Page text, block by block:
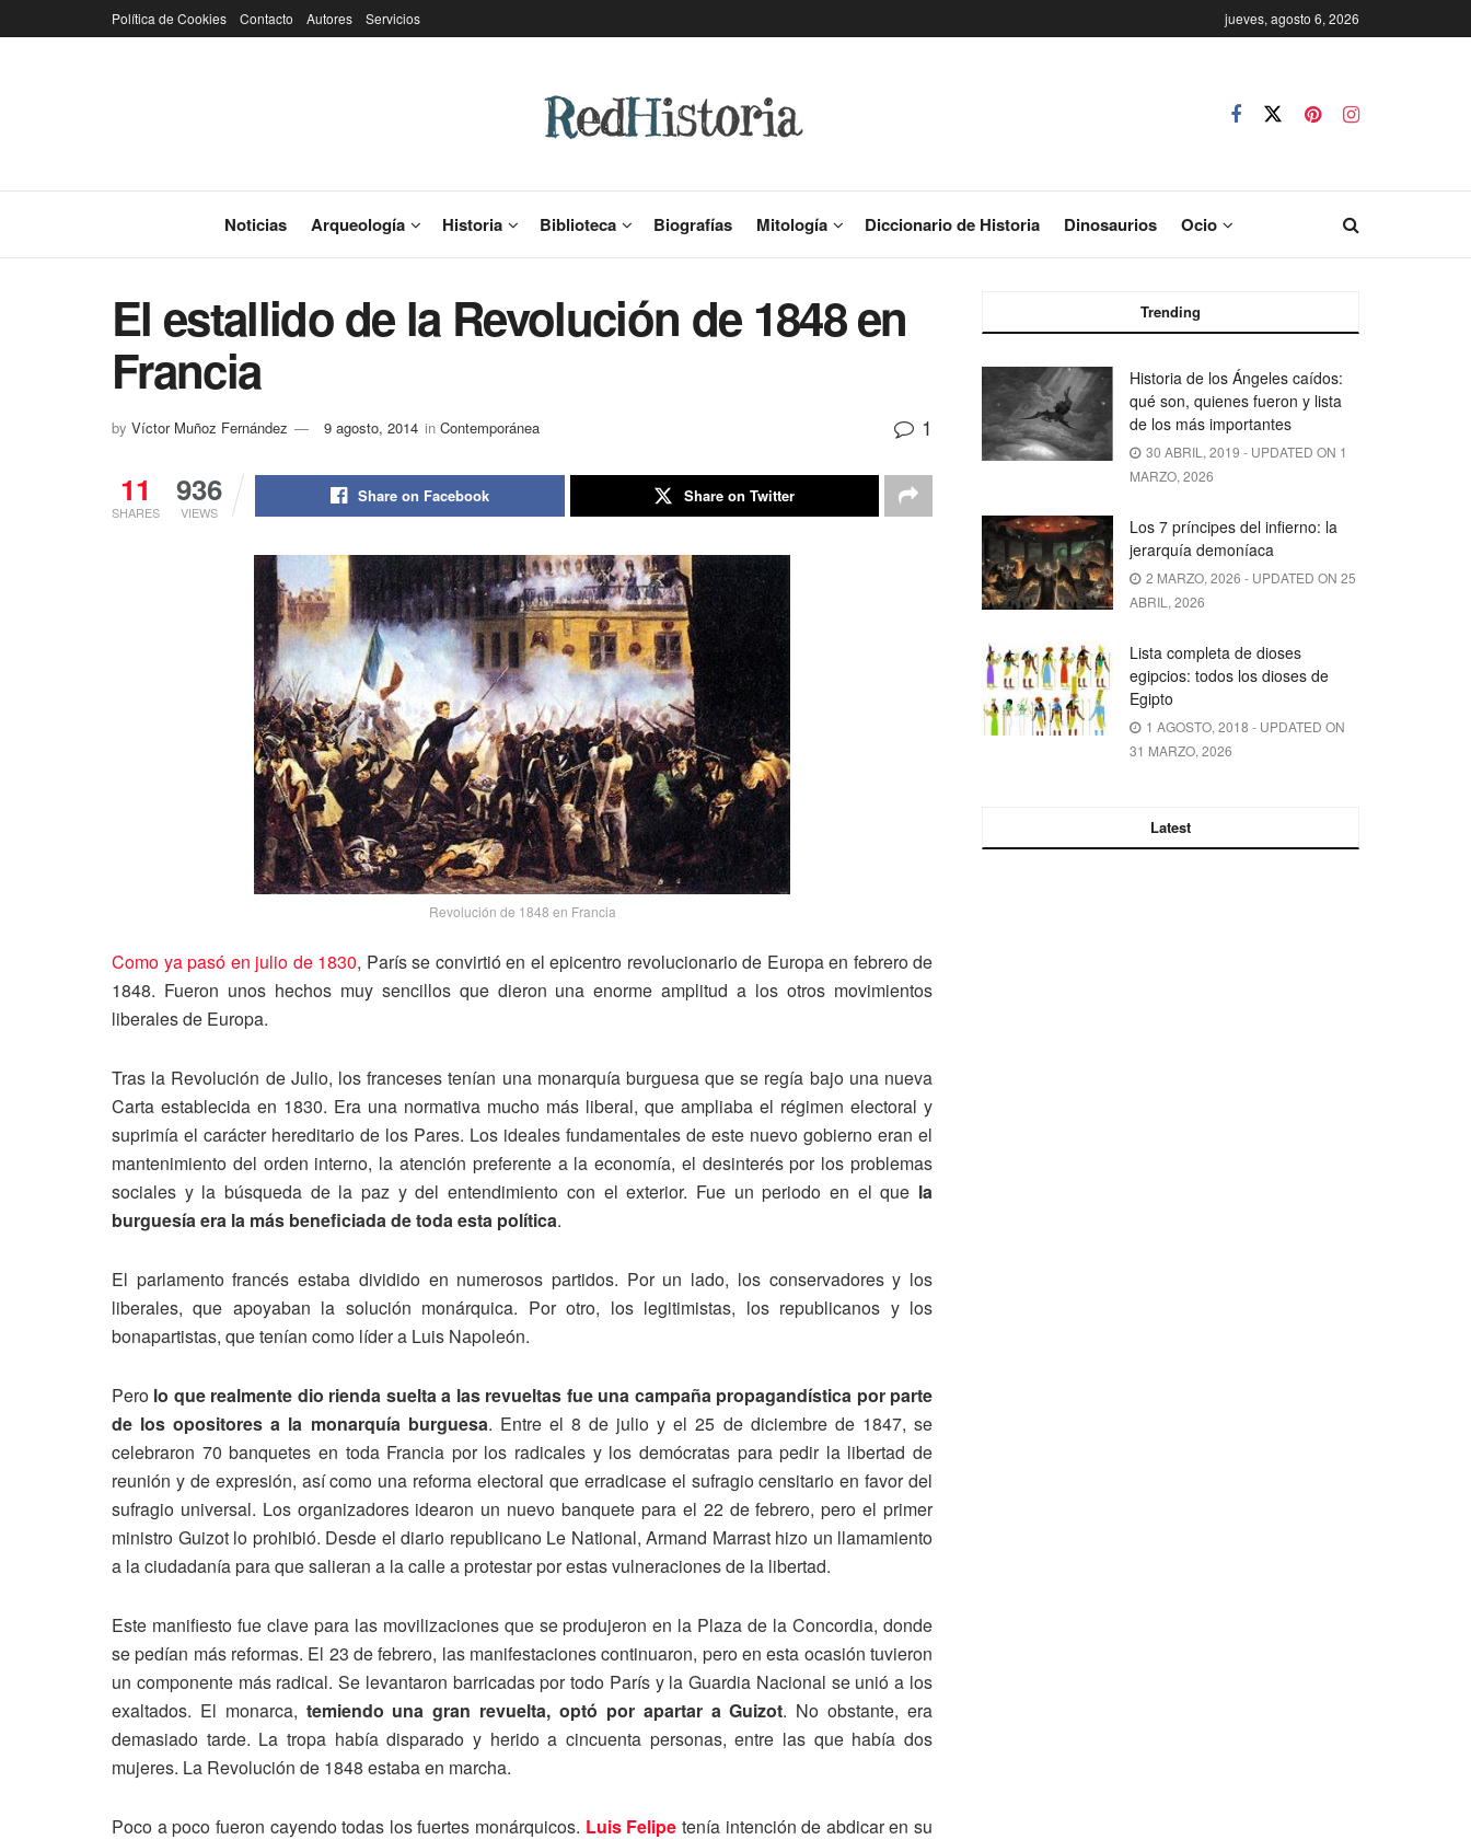
Política de Cookies Contacto Autores Servicios jueves, agosto 6, 2026
Noticias Arqueología Historia Biblioteca Biografías Mitología Diccionario de Historia Dinosaurios Ocio
El estallido de la Revolución de 1848 en
Francia
by Víctor Muñoz Fernández 9 agosto, 2014 in Contemporánea 1
11
SHARES
936
VIEWS
Share on Facebook Share on Twitter
Revolución de 1848 en Francia
Como ya pasó en julio de 1830, París se convirtió en el epicentro revolucionario de Europa en febrero de
1848. Fueron unos hechos muy sencillos que dieron una enorme amplitud a los otros movimientos
liberales de Europa.
Tras la Revolución de Julio, los franceses tenían una monarquía burguesa que se regía bajo una nueva
Carta establecida en 1830. Era una normativa mucho más liberal, que ampliaba el régimen electoral y
suprimía el carácter hereditario de los Pares. Los ideales fundamentales de este nuevo gobierno eran el
mantenimiento del orden interno, la atención preferente a la economía, el desinterés por los problemas
sociales y la búsqueda de la paz y del entendimiento con el exterior. Fue un periodo en el que la
burguesía era la más beneficiada de toda esta política.
El parlamento francés estaba dividido en numerosos partidos. Por un lado, los conservadores y los
liberales, que apoyaban la solución monárquica. Por otro, los legitimistas, los republicanos y los
bonapartistas, que tenían como líder a Luis Napoleón.
Pero lo que realmente dio rienda suelta a las revueltas fue una campaña propagandística por parte
de los opositores a la monarquía burguesa. Entre el 8 de julio y el 25 de diciembre de 1847, se
celebraron 70 banquetes en toda Francia por los radicales y los demócratas para pedir la libertad de
reunión y de expresión, así como una reforma electoral que erradicase el sufragio censitario en favor del
sufragio universal. Los organizadores idearon un nuevo banquete para el 22 de febrero, pero el primer
ministro Guizot lo prohibió. Desde el diario republicano Le National, Armand Marrast hizo un llamamiento
a la ciudadanía para que salieran a la calle a protestar por estas vulneraciones de la libertad.
Este manifiesto fue clave para las movilizaciones que se produjeron en la Plaza de la Concordia, donde
se pedían más reformas. El 23 de febrero, las manifestaciones continuaron, pero en esta ocasión tuvieron
un componente más radical. Se levantaron barricadas por todo París y la Guardia Nacional se unió a los
exaltados. El monarca, temiendo una gran revuelta, optó por apartar a Guizot. No obstante, era
demasiado tarde. La tropa había disparado y herido a cincuenta personas, entre las que había dos
mujeres. La Revolución de 1848 estaba en marcha.
Poco a poco fueron cayendo todas los fuertes monárquicos. Luis Felipe tenía intención de abdicar en su
Trending
Historia de los Ángeles caídos:
qué son, quienes fueron y lista
de los más importantes
30 ABRIL, 2019 - UPDATED ON 1
MARZO, 2026
Los 7 príncipes del infierno: la
jerarquía demoníaca
2 MARZO, 2026 - UPDATED ON 25
ABRIL, 2026
Lista completa de dioses
egipcios: todos los dioses de
Egipto
1 AGOSTO, 2018 - UPDATED ON
31 MARZO, 2026
Latest